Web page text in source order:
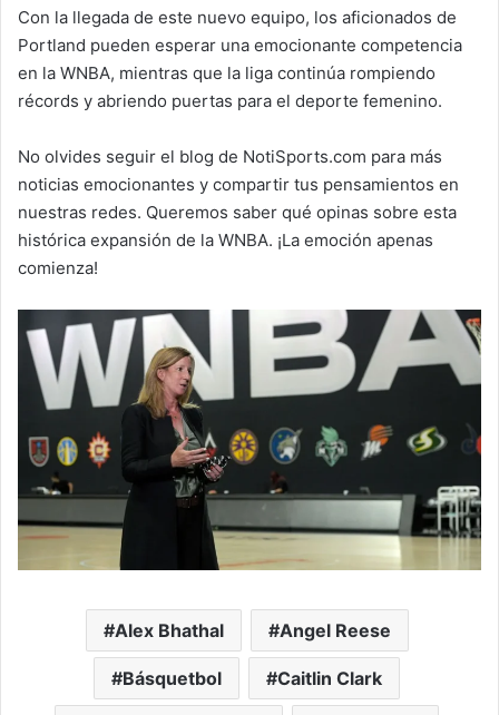
Con la llegada de este nuevo equipo, los aficionados de
Portland pueden esperar una emocionante competencia
en la WNBA, mientras que la liga continúa rompiendo
récords y abriendo puertas para el deporte femenino.
No olvides seguir el blog de NotiSports.com para más
noticias emocionantes y compartir tus pensamientos en
nuestras redes. Queremos saber qué opinas sobre esta
histórica expansión de la WNBA. ¡La emoción apenas
comienza!
Alex Bhathal Angel Reese
Básquetbol Caitlin Clark